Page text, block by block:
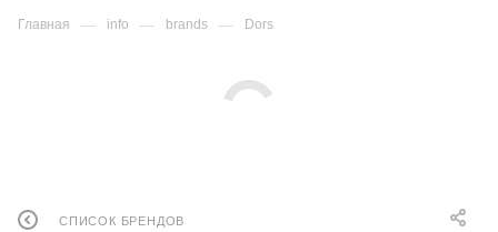
Главная — info — brands — Dors
СПИСОК БРЕНДОВ